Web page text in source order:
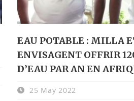
EAU POTABLE : MILLA
ENVISAGENT OFFRIR
D’EAU PAR AN EN
25 May 2022